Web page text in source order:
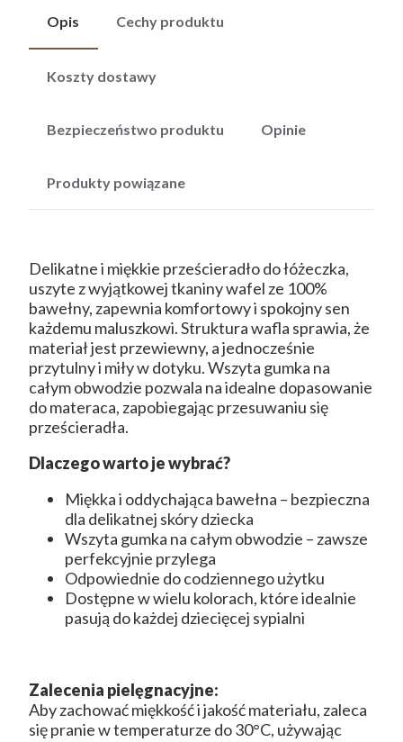
Opis Cechy produktu
Koszty dostawy
Bezpieczeństwo produktu Opinie
Produkty powiązane
Delikatne i miękkie prześcieradło do łóżeczka,
uszyte z wyjątkowej tkaniny wafel ze 100%
bawełny, zapewnia komfortowy i spokojny sen
każdemu maluszkowi. Struktura wafla sprawia, że
materiał jest przewiewny, a jednocześnie
przytulny i miły w dotyku. Wszyta gumka na
całym obwodzie pozwala na idealne dopasowanie
do materaca, zapobiegając przesuwaniu się
prześcieradła.
Dlaczego warto je wybrać?
Miękka i oddychająca bawełna – bezpieczna
dla delikatnej skóry dziecka
Wszyta gumka na całym obwodzie – zawsze
perfekcyjnie przylega
Odpowiednie do codziennego użytku
Dostępne w wielu kolorach, które idealnie
pasują do każdej dziecięcej sypialni
Zalecenia pielęgnacyjne:
Aby zachować miękkość i jakość materiału, zaleca
się pranie w temperaturze do 30°C, używając